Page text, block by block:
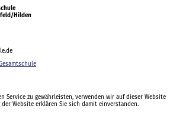
Hilden
Service zu gewährleisten, verwenden wir auf dieser Website
Website erklären Sie sich damit einverstanden.